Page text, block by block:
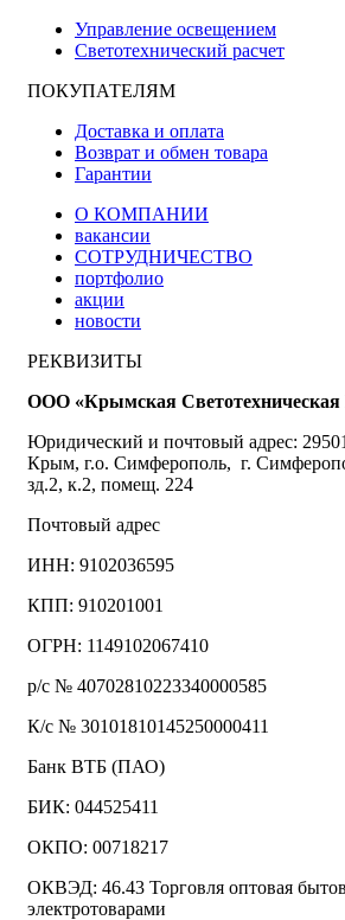
Управление освещением
Светотехнический расчет
ПОКУПАТЕЛЯМ
Доставка и оплата
Возврат и обмен товара
Гарантии
О КОМПАНИИ
вакансии
СОТРУДНИЧЕСТВО
портфолио
акции
новости
РЕКВИЗИТЫ
ООО «Крымская Светотехническая
Юридический и почтовый адрес:
Крым, г.о. Симферополь, г.
зд.2, к.2, помещ. 224
Почтовый адрес
ИНН: 9102036595
КПП: 910201001
ОГРН: 1149102067410
р/с № 40702810223340000585
К/с № 30101810145250000411
Банк ВТБ (ПАО)
БИК: 044525411
ОКПО: 00718217
ОКВЭД: 46.43 Торговля оптовая
электротоварами